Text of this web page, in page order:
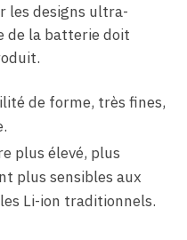
les designs ultra-
de la batterie doit
de forme, très fines,
plus élevé, plus
plus sensibles aux
Li-ion traditionnels.